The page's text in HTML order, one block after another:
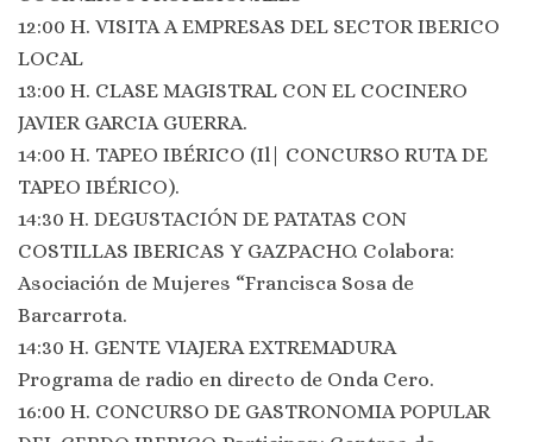
12:00 H. VISITA A EMPRESAS DEL SECTOR IBERICO
LOCAL
13:00 H. CLASE MAGISTRAL CON EL COCINERO
JAVIER GARCIA GUERRA.
14:00 H. TAPEO IBÉRICO (Il| CONCURSO RUTA DE
TAPEO IBÉRICO).
14:30 H. DEGUSTACIÓN DE PATATAS CON
COSTILLAS IBERICAS Y GAZPACHO. Colabora:
Asociación de Mujeres “Francisca Sosa de
Barcarrota.
14:30 H. GENTE VIAJERA EXTREMADURA
Programa de radio en directo de Onda Cero.
16:00 H. CONCURSO DE GASTRONOMIA POPULAR